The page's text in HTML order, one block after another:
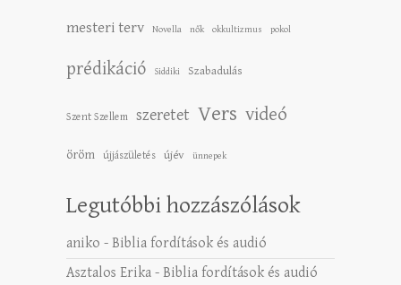
mesteri terv Novella nők okkultizmus pokol
prédikáció Siddiki Szabadulás
Szent Szellem szeretet Vers videó
öröm újjászületés újév ünnepek
Legutóbbi hozzászólások
aniko - Biblia fordítások és audió
Asztalos Erika - Biblia fordítások és audió